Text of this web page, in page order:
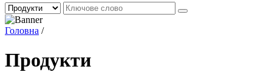
Головна /
Продукти